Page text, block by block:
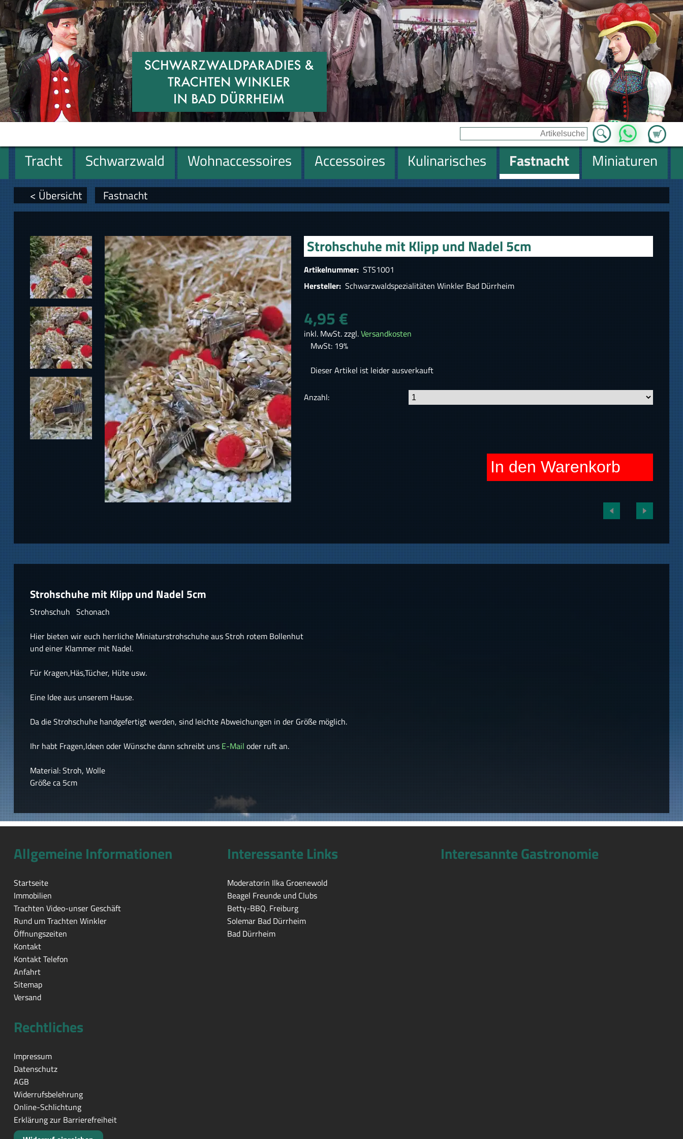
Zum
WhatsApp
Tracht Schwarzwald Wohnaccessoires Accessoires Kulinarisches Fastnacht
Miniaturen
Geschenke
< Übersicht Fastnacht
Strohschuhe mit Klipp und Nadel 5cm
Artikelnummer: STS1001
Hersteller: Schwarzwaldspezialitäten Winkler Bad Dürrheim
4,95 €
inkl. MwSt. zzgl.Versandkosten
MwSt: 19%
Dieser Artikel ist leider ausverkauft
Anzahl:
In den Warenkorb
Strohschuhe mit Klipp und Nadel 5cm
Strohschuh Schonach
Hier bieten wir euch herrliche Miniaturstrohschuhe aus Stroh rotem Bollenhut
und einer Klammer mit Nadel.
Für Kragen,Häs,Tücher, Hüte usw.
Eine Idee aus unserem Hause.
Da die Strohschuhe handgefertigt werden, sind leichte Abweichungen in der Größe möglich.
Ihr habt Fragen,Ideen oder Wünsche dann schreibt uns E-Mail oder ruft an.
Material: Stroh, Wolle
Größe ca 5cm
Allgemeine Informationen
Startseite
Immobilien
Trachten Video-unser Geschäft
Rund um Trachten Winkler
Öffnungszeiten
Kontakt
Kontakt Telefon
Anfahrt
Sitemap
Versand
Interessante Links
Moderatorin Ilka Groenewold
Beagel Freunde und Clubs
Betty-BBQ. Freiburg
Solemar Bad Dürrheim
Bad Dürrheim
Interesannte Gastronomie
Rechtliches
Impressum
Datenschutz
AGB
Widerrufsbelehrung
Online-Schlichtung
Erklärung zur Barrierefreiheit